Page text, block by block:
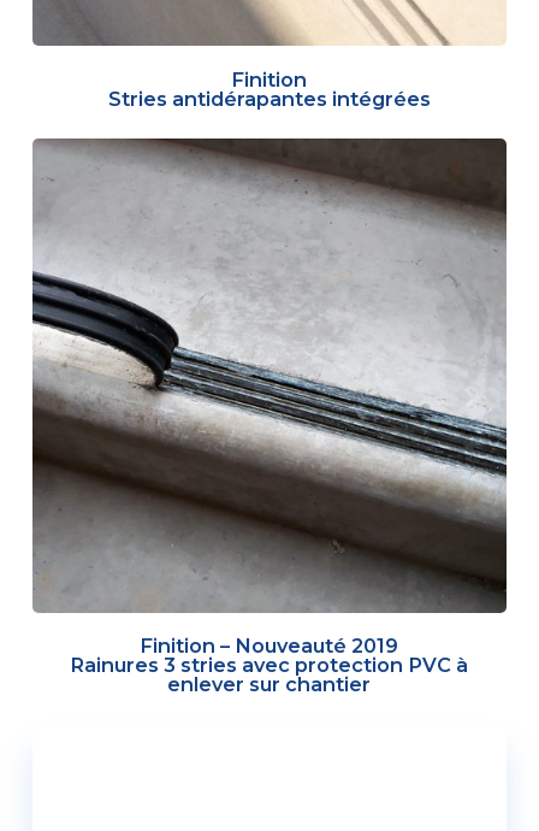
Finition
Stries antidérapantes intégrées
Finition – Nouveauté 2019
Rainures 3 stries avec protection PVC à
enlever sur chantier